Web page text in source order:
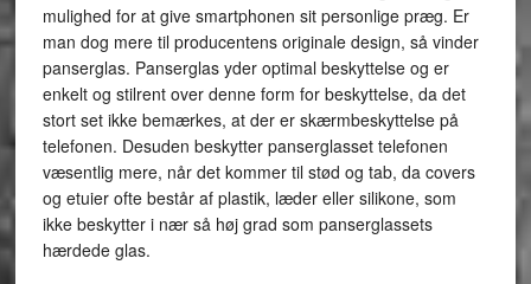
mulighed for at give smartphonen sit personlige præg. Er
man dog mere til producentens originale design, så vinder
panserglas. Panserglas yder optimal beskyttelse og er
enkelt og stilrent over denne form for beskyttelse, da det
stort set ikke bemærkes, at der er skærmbeskyttelse på
telefonen. Desuden beskytter panserglasset telefonen
væsentlig mere, når det kommer til stød og tab, da covers
og etuier ofte består af plastik, læder eller silikone, som
ikke beskytter i nær så høj grad som panserglassets
hærdede glas.